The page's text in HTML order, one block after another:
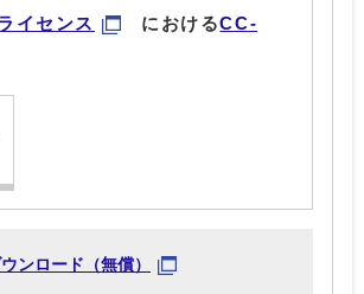
イセンス におけるCC-
ンロード（無償）